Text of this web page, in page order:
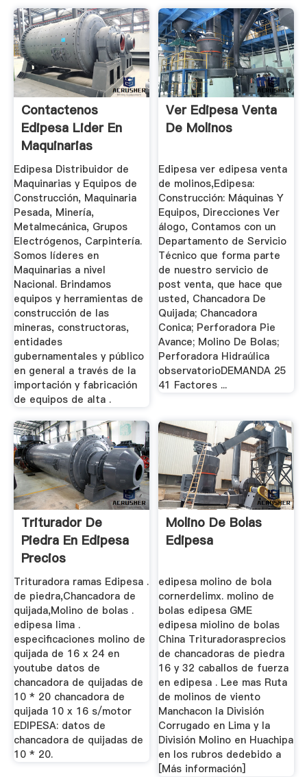
Contactenos
Edipesa Lider En
Maquinarias
Edipesa Distribuidor de
Maquinarias y Equipos de
Construcción, Maquinaria
Pesada, Minería,
Metalmecánica, Grupos
Electrógenos, Carpintería.
Somos líderes en
Maquinarias a nivel
Nacional. Brindamos
equipos y herramientas de
construcción de las
mineras, constructoras,
entidades
gubernamentales y público
en general a través de la
importación y fabricación
de equipos de alta .
Ver Edipesa Venta
De Molinos
Edipesa ver edipesa venta
de molinos,Edipesa:
Construcción: Máquinas Y
Equipos, Direcciones Ver
álogo, Contamos con un
Departamento de Servicio
Técnico que forma parte
de nuestro servicio de
post venta, que hace que
usted, Chancadora De
Quijada; Chancadora
Conica; Perforadora Pie
Avance; Molino De Bolas;
Perforadora Hidraúlica
observatorioDEMANDA 25
41 Factores ...
Triturador De
Piedra En Edipesa
Precios
Trituradora ramas Edipesa .
de piedra,Chancadora de
quijada,Molino de bolas .
edipesa lima .
especificaciones molino de
quijada de 16 x 24 en
youtube datos de
chancadora de quijadas de
10 * 20 chancadora de
quijada 10 x 16 s/motor
EDIPESA: datos de
chancadora de quijadas de
10 * 20.
Molino De Bolas
Edipesa
edipesa molino de bola
cornerdelimx. molino de
bolas edipesa GME
edipesa miolino de bolas
China Trituradorasprecios
de chancadoras de piedra
16 y 32 caballos de fuerza
en edipesa . Lee mas Ruta
de molinos de viento
Manchacon la División
Corrugado en Lima y la
División Molino en Huachipa
en los rubros dedebido a
[Más información]